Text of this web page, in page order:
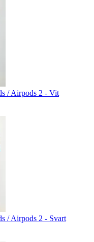
/ Airpods 2 - Vit
/ Airpods 2 - Svart